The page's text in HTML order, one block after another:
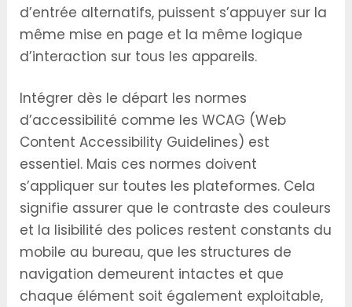
d’entrée alternatifs, puissent s’appuyer sur la
même mise en page et la même logique
d’interaction sur tous les appareils.
Intégrer dès le départ les normes
d’accessibilité comme les WCAG (Web
Content Accessibility Guidelines) est
essentiel. Mais ces normes doivent
s’appliquer sur toutes les plateformes. Cela
signifie assurer que le contraste des couleurs
et la lisibilité des polices restent constants du
mobile au bureau, que les structures de
navigation demeurent intactes et que
chaque élément soit également exploitable,